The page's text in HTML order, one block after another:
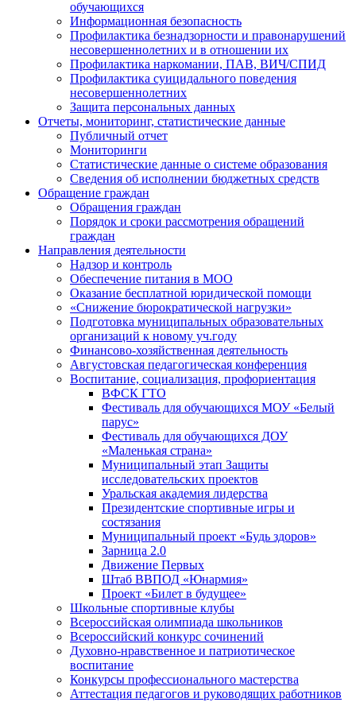
обучающихся
Информационная безопасность
Профилактика безнадзорности и правонарушений
несовершеннолетних и в отношении их
Профилактика наркомании, ПАВ, ВИЧ/СПИД
Профилактика суицидального поведения
несовершеннолетних
Защита персональных данных
Отчеты, мониторинг, статистические данные
Публичный отчет
Мониторинги
Статистические данные о системе образования
Сведения об исполнении бюджетных средств
Обращение граждан
Обращения граждан
Порядок и сроки рассмотрения обращений
граждан
Направления деятельности
Надзор и контроль
Обеспечение питания в МОО
Оказание бесплатной юридической помощи
«Снижение бюрократической нагрузки»
Подготовка муниципальных образовательных
организаций к новому уч.году
Финансово-хозяйственная деятельность
Августовская педагогическая конференция
Воспитание, социализация, профориентация
ВФСК ГТО
Фестиваль для обучающихся МОУ «Белый
парус»
Фестиваль для обучающихся ДОУ
«Маленькая страна»
Муниципальный этап Защиты
исследовательских проектов
Уральская академия лидерства
Президентские спортивные игры и
состязания
Муниципальный проект «Будь здоров»
Зарница 2.0
Движение Первых
Штаб ВВПОД «Юнармия»
Проект «Билет в будущее»
Школьные спортивные клубы
Всероссийская олимпиада школьников
Всероссийский конкурс сочинений
Духовно-нравственное и патриотическое
воспитание
Конкурсы профессионального мастерства
Аттестация педагогов и руководящих работников